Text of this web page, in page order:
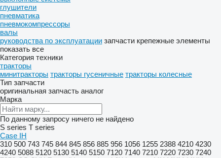
глушители
пневматика
пневмокомпрессоры
валы
руководства по эксплуатации запчасти крепежные элементы
показать все
Категория техники
тракторы
минитракторы тракторы гусеничные тракторы колесные
Тип запчасти
оригинальная запчасть аналог
Марка
По данному запросу ничего не найдено
S series T series
Case IH
310 500 743 745 844 845 856 885 956 1056 1255 2388 4210 4230
4240 5088 5120 5130 5140 5150 7120 7140 7210 7220 7230 7240